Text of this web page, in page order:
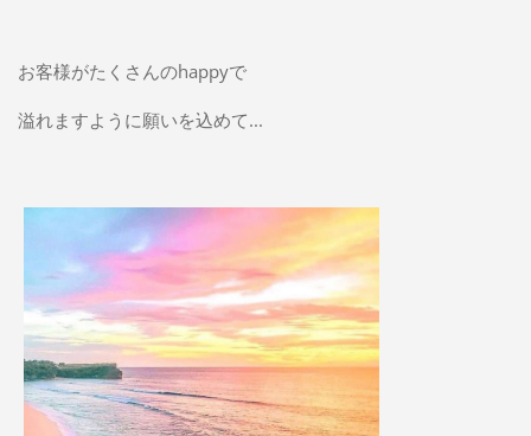
お客様がたくさんのhappyで
溢れますように願いを込めて...